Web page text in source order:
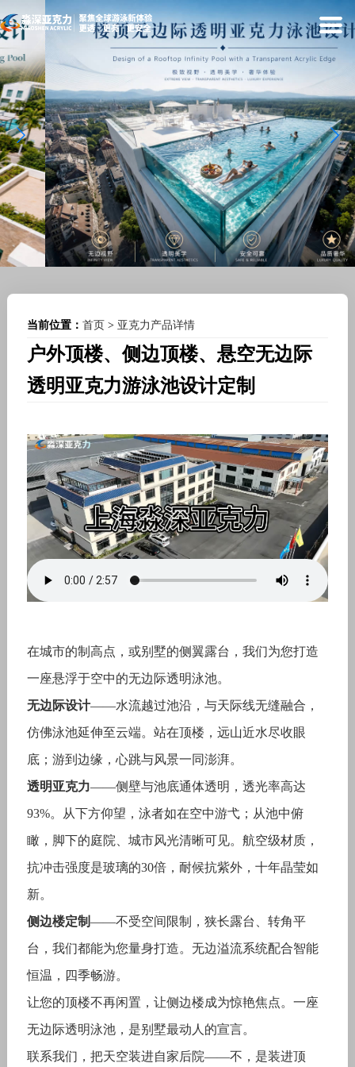
当前位置： 首页 > 亚克力产品详情
户外顶楼、侧边顶楼、悬空无边际
透明亚克力游泳池设计定制
在城市的制高点，或别墅的侧翼露台，我们为您打造
一座悬浮于空中的无边际透明泳池。
无边际设计——水流越过池沿，与天际线无缝融合，
仿佛泳池延伸至云端。站在顶楼，远山近水尽收眼
底；游到边缘，心跳与风景一同澎湃。
透明亚克力——侧壁与池底通体透明，透光率高达
93%。从下方仰望，泳者如在空中游弋；从池中俯
瞰，脚下的庭院、城市风光清晰可见。航空级材质，
抗冲击强度是玻璃的30倍，耐候抗紫外，十年晶莹如
新。
侧边楼定制——不受空间限制，狭长露台、转角平
台，我们都能为您量身打造。无边溢流系统配合智能
恒温，四季畅游。
让您的顶楼不再闲置，让侧边楼成为惊艳焦点。一座
无边际透明泳池，是别墅最动人的宣言。
联系我们，把天空装进自家后院——不，是装进顶